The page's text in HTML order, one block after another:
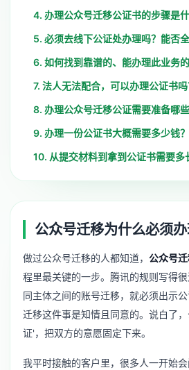
4. 办理公众号迁移公证书的步骤是什
5. 必须去线下公证处办理吗？能否
6. 如何找到靠谱的、能办理此业务的
7. 法人无法配合，可以办理公证书吗
8. 办理公众号迁移公证需要准备哪些
9. 办理一份公证书大概需要多少钱？
10. 从提交材料到拿到公证书需要多
公众号迁移为什么必须办
做过公众号迁移的人都知道， 公众号
程里最关键的一步。腾讯的规则写得
同主体之间的账号迁移，就必须出示
迁移这件事是知情且同意的。说白了
证'，把双方的意愿固定下来。
我平时接触的客户里，很多人一开始